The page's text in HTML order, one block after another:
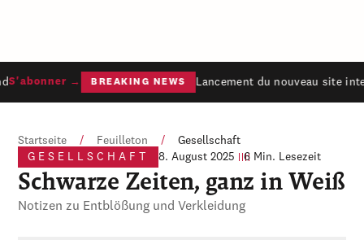
S'abonner → BREAKING NEWS Lancement du nouveau site
Startseite / Feuilleton /
Gesellschaft
GESELLSCHAFT
8. August 2025 6 Min. Lesezeit
Schwarze Zeiten, ganz in Weiß
Notizen zu Entblößung und Verkleidung